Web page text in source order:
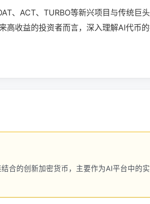
、ACT、TURBO等新兴项目与传统巨
高收益的投资者而言，深入理解AI代币
合的创新加密货币，主要作为AI平台中的